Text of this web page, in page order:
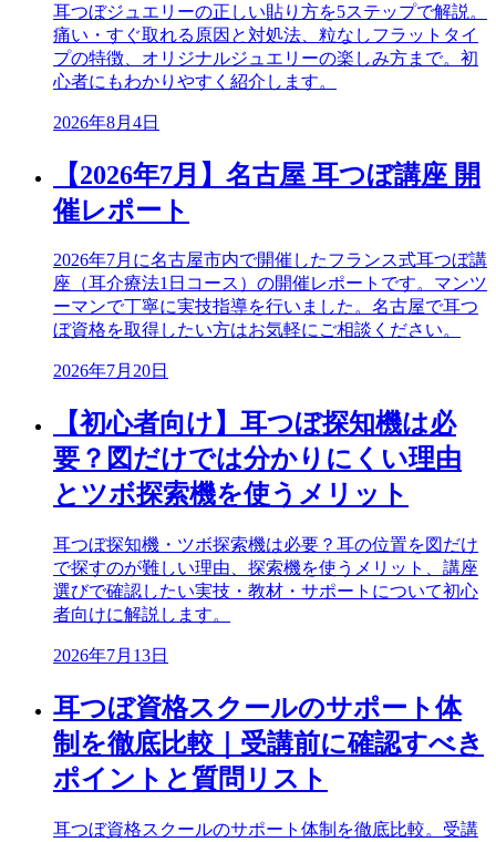
耳つぼジュエリーの正しい貼り方を5ステップで解説。
痛い・すぐ取れる原因と対処法、粒なしフラットタイ
プの特徴、オリジナルジュエリーの楽しみ方まで。初
心者にもわかりやすく紹介します。
2026年8月4日
【2026年7月】名古屋 耳つぼ講座 開
催レポート
2026年7月に名古屋市内で開催したフランス式耳つぼ講
座（耳介療法1日コース）の開催レポートです。マンツ
ーマンで丁寧に実技指導を行いました。名古屋で耳つ
ぼ資格を取得したい方はお気軽にご相談ください。
2026年7月20日
【初心者向け】耳つぼ探知機は必
要？図だけでは分かりにくい理由
とツボ探索機を使うメリット
耳つぼ探知機・ツボ探索機は必要？耳の位置を図だけ
で探すのが難しい理由、探索機を使うメリット、講座
選びで確認したい実技・教材・サポートについて初心
者向けに解説します。
2026年7月13日
耳つぼ資格スクールのサポート体
制を徹底比較｜受講前に確認すべき
ポイントと質問リスト
耳つぼ資格スクールのサポート体制を徹底比較。受講